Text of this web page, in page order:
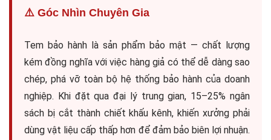
⚠️ Góc Nhìn Chuyên Gia
Tem bảo hành là sản phẩm bảo mật — chất lượng
kém đồng nghĩa với việc hàng giả có thể dễ dàng sao
chép, phá vỡ toàn bộ hệ thống bảo hành của doanh
nghiệp. Khi đặt qua đại lý trung gian, 15–25% ngân
sách bị cắt thành chiết khấu kênh, khiến xưởng phải
dùng vật liệu cấp thấp hơn để đảm bảo biên lợi nhuận.